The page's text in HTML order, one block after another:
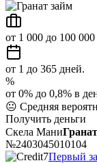
от 1 000 до 100
от 1 до 365 дней.
%
от 0% до 0,8% в
😐 Средняя
Получить деньги
Скела Мани
№2403045010104
Первый